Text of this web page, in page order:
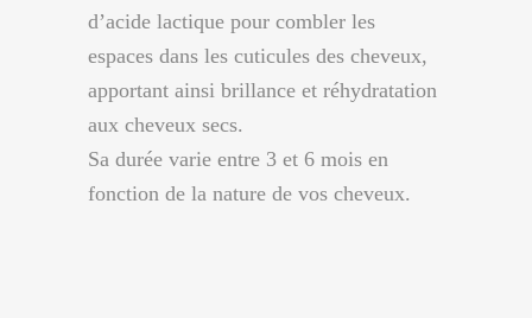
d’acide lactique pour combler les
espaces dans les cuticules des cheveux,
apportant ainsi brillance et réhydratation
aux cheveux secs.
Sa durée varie entre 3 et 6 mois en
fonction de la nature de vos cheveux.